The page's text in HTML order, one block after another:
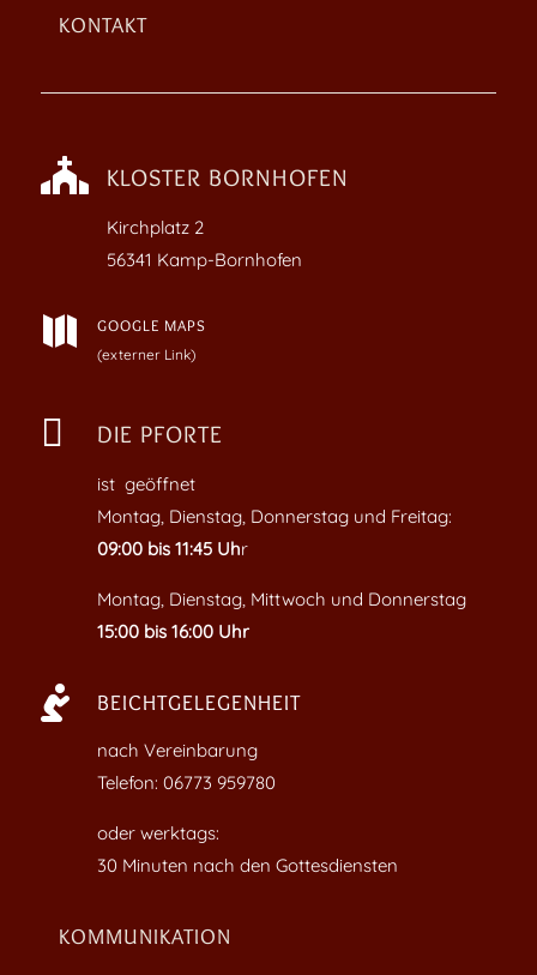
KONTAKT
 KLOSTER BORNHOFEN
Kirchplatz 2
56341 Kamp-Bornhofen
 GOOGLE MAPS
(externer Link)
 DIE PFORTE
ist geöffnet
Montag, Dienstag, Donnerstag und Freitag:
09:00 bis 11:45 Uhr
Montag, Dienstag, Mittwoch und Donnerstag
15:00 bis 16:00 Uhr
 BEICHTGELEGENHEIT
nach Vereinbarung
Telefon: 06773 959780
oder werktags:
30 Minuten nach den Gottesdiensten
KOMMUNIKATION